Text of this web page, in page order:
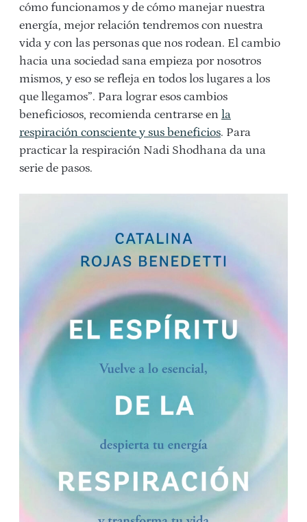
cómo funcionamos y de cómo manejar nuestra
energía, mejor relación tendremos con nuestra
vida y con las personas que nos rodean. El cambio
hacia una sociedad sana empieza por nosotros
mismos, y eso se refleja en todos los lugares a los
que llegamos”. Para lograr esos cambios
beneficiosos, recomienda centrarse en la
respiración consciente y sus beneficios. Para
practicar la respiración Nadi Shodhana da una
serie de pasos.